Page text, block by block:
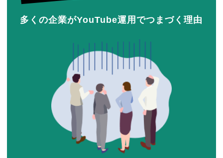
多くの企業がYouTube運用でつまづく理由